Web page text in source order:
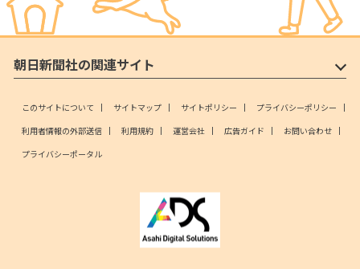
朝日新聞社の関連サイト
このサイトについて サイトマップ サイトポリシー
プライバシーポリシー
利用者情報の外部送信
利用規約 運営会社 広告ガイド
お問い合わせ
プライバシーポータル